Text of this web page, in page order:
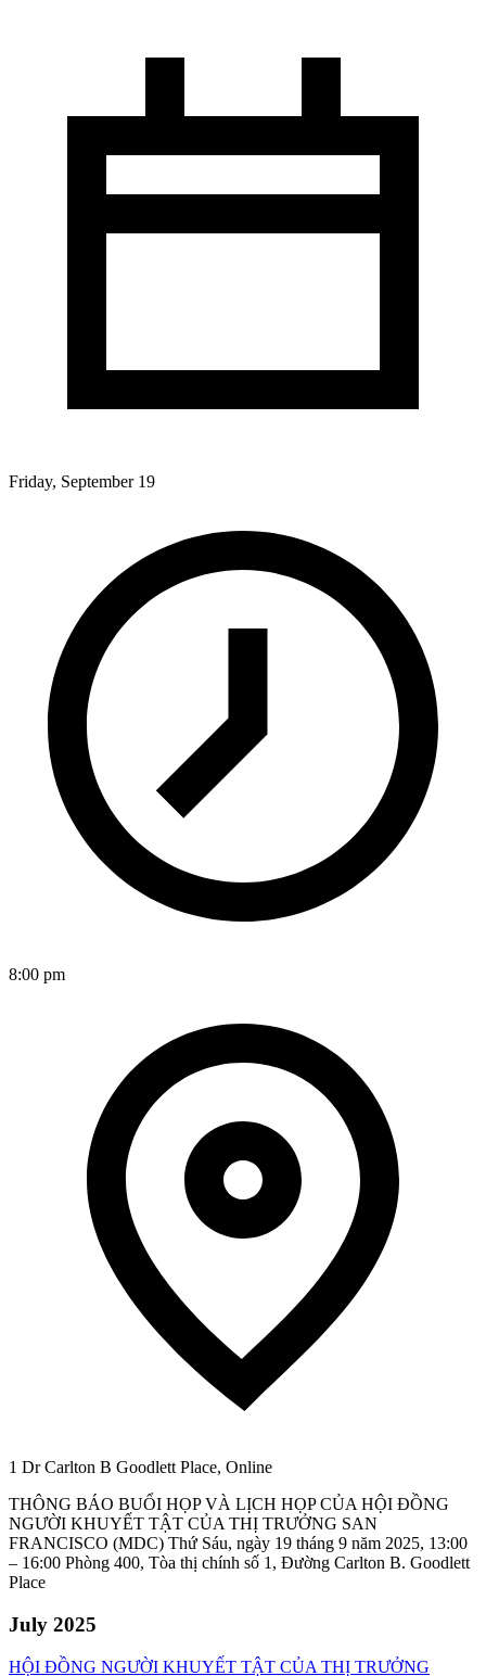
Friday, September 19
8:00 pm
1 Dr Carlton B Goodlett Place, Online
THÔNG BÁO BUỔI HỌP VÀ LỊCH HỌP CỦA HỘI ĐỒNG
NGƯỜI KHUYẾT TẬT CỦA THỊ TRƯỞNG SAN
FRANCISCO (MDC) Thứ Sáu, ngày 19 tháng 9 năm 2025, 13:00
– 16:00 Phòng 400, Tòa thị chính số 1, Đường Carlton B. Goodlett
Place
July 2025
HỘI ĐỒNG NGƯỜI KHUYẾT TẬT CỦA THỊ TRƯỞNG